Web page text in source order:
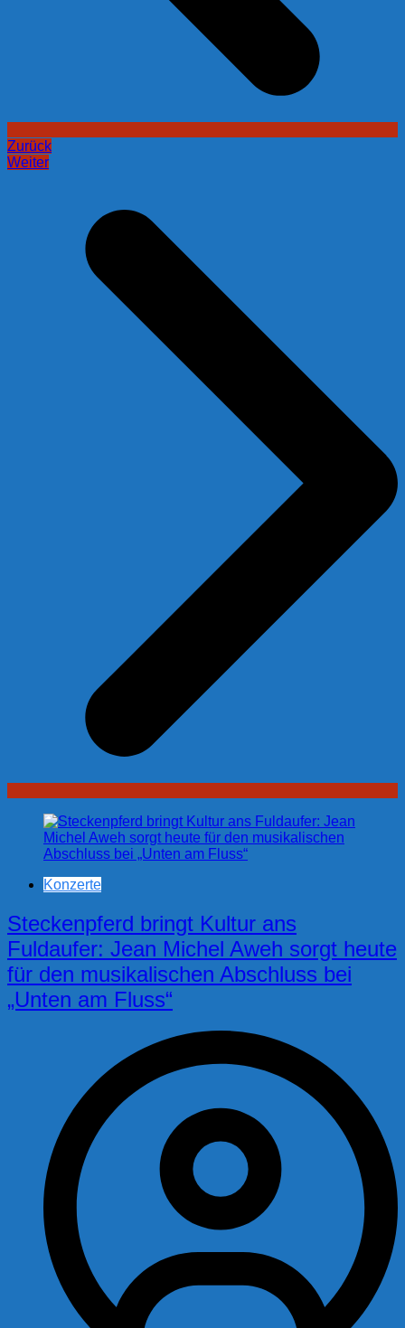
Zurück
Weiter
Konzerte
Steckenpferd bringt Kultur ans
Fuldaufer: Jean Michel Aweh sorgt heute
für den musikalischen Abschluss bei
„Unten am Fluss“